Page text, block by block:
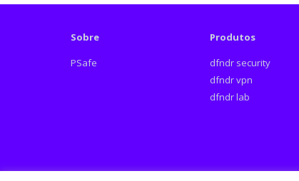
Sobre
PSafe
Produtos
dfndr security
dfndr vpn
dfndr lab